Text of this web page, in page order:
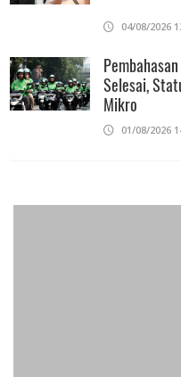
04/08/2026
Selesai,
Mikro
01/08/2026
Bulan